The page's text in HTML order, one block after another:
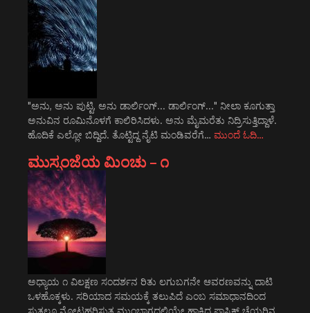
"ಅನು, ಅನು ಪುಟ್ಟಿ, ಅನು ಡಾರ್ಲಿಂಗ್... ಡಾರ್ಲಿಂಗ್..." ನೀಲಾ ಕೂಗುತ್ತಾ
ಅನುವಿನ ರೂಮಿನೊಳಗೆ ಕಾಲಿರಿಸಿದಳು. ಅನು ಮೈಮರೆತು ನಿದ್ರಿಸುತ್ತಿದ್ದಾಳೆ.
ಹೊದಿಕೆ ಎಲ್ಲೋ ಬಿದ್ದಿದೆ. ತೊಟ್ಟಿದ್ದ ನೈಟಿ ಮಂಡಿವರೆಗೆ… ಮುಂದೆ ಓದಿ…
ಮುಸ್ಸಂಜೆಯ ಮಿಂಚು – ೧
ಅಧ್ಯಾಯ ೧ ವಿಲಕ್ಷಣ ಸಂದರ್ಶನ ರಿತು ಲಗುಬಗನೇ ಆವರಣವನ್ನು ದಾಟಿ
ಒಳಹೊಕ್ಕಳು. ಸರಿಯಾದ ಸಮಯಕ್ಕೆ ತಲುಪಿದೆ ಎಂಬ ಸಮಾಧಾನದಿಂದ
ಸುತ್ತಲೂ ನೋಟಹರಿಸುತ್ತ ಮುಂಭಾಗದಲ್ಲಿಯೇ ಹಾಕಿದ್ದ ಪ್ಲಾಸ್ಟಿಕ್ ಚೆಯರಿನ…